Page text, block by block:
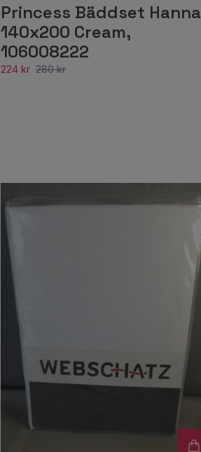
Princess Bäddset Hanna
140x200 Cream,
106008222
224 kr 280 kr